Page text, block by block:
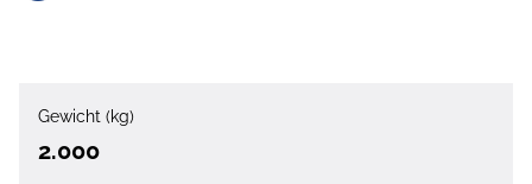
Gewicht (kg)
2.000